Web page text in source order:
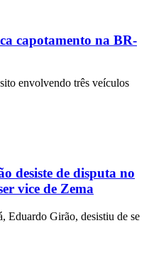
capotamento na BR-
envolvendo três veículos
desiste de disputa no
vice de Zema
Eduardo Girão, desistiu de se